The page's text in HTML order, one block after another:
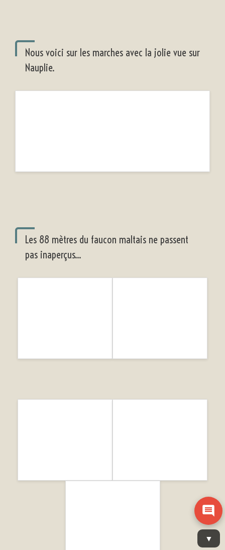
Nous voici sur les marches avec la jolie vue sur
Nauplie.
Les 88 mètres du faucon maltais ne passent
pas inaperçus...